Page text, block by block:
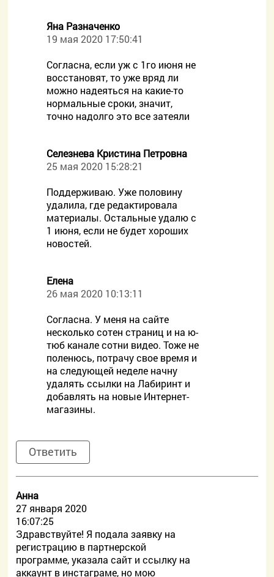
Яна Разначенко
19 мая 2020 17:50:41
Согласна, если уж с 1го июня не
восстановят, то уже вряд ли
можно надеяться на какие-то
нормальные сроки, значит,
точно надолго это все затеяли
Селезнева Кристина Петровна
25 мая 2020 15:28:21
Поддерживаю. Уже половину
удалила, где редактировала
материалы. Остальные удалю с
1 июня, если не будет хороших
новостей.
Елена
26 мая 2020 10:13:11
Согласна. У меня на сайте
несколько сотен страниц и на ю-
тюб канале сотни видео. Тоже не
поленюсь, потрачу свое время и
на следующей неделе начну
удалять ссылки на Лабиринт и
добавлять на новые Интернет-
магазины.
Ответить
Анна
27 января 2020
16:07:25
Здравствуйте! Я подала заявку на
регистрацию в партнерской
программе, указала сайт и ссылку на
аккаунт в инстаграме, но мою